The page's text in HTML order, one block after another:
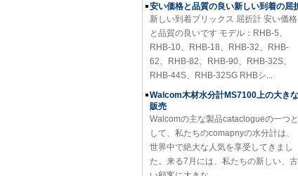
新しい到着ブリックス 屈折計 安い価格
と品質の良いです モデル：RHB-5、
RHB-10、RHB-18、RHB-32、RHB-
62、RHB-82、RHB-90、RHB-32S、
RHB-44S、RHB-32SG RHBシ...
Walcom木材水分計MS7100上の大きな
販売
Walcomの主な製品cataclogueの一つと
して、私たちのcomapnyの水分計は、
世界中で絶大な人気を享受してきまし
た。来る7月には、私たちの新しい、古
い顧客に大きな...